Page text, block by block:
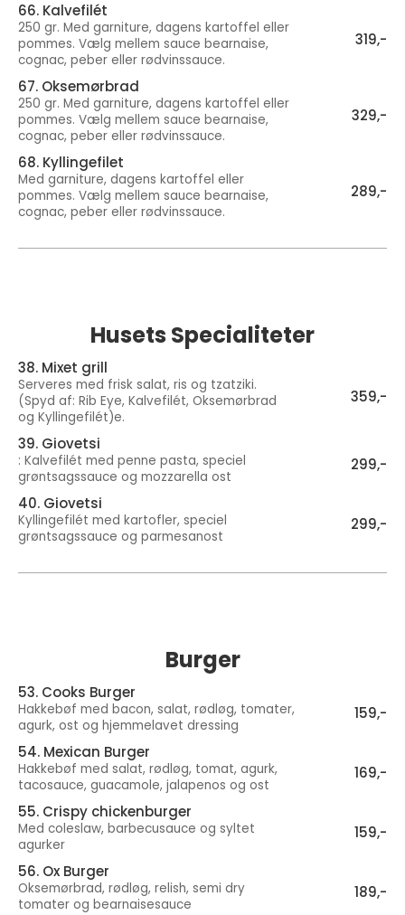
66. Kalvefilét
250 gr. Med garniture, dagens kartoffel eller
pommes. Vælg mellem sauce bearnaise,
cognac, peber eller rødvinssauce.
319,-
67. Oksemørbrad
250 gr. Med garniture, dagens kartoffel eller
pommes. Vælg mellem sauce bearnaise,
cognac, peber eller rødvinssauce.
329,-
68. Kyllingefilet
Med garniture, dagens kartoffel eller
pommes. Vælg mellem sauce bearnaise,
cognac, peber eller rødvinssauce.
289,-
Husets Specialiteter
38. Mixet grill
Serveres med frisk salat, ris og tzatziki.
(Spyd af: Rib Eye, Kalvefilét, Oksemørbrad
og Kyllingefilét)e.
359,-
39. Giovetsi
: Kalvefilét med penne pasta, speciel
grøntsagssauce og mozzarella ost
299,-
40. Giovetsi
Kyllingefilét med kartofler, speciel
grøntsagssauce og parmesanost
299,-
Burger
53. Cooks Burger
Hakkebøf med bacon, salat, rødløg, tomater,
agurk, ost og hjemmelavet dressing
159,-
54. Mexican Burger
Hakkebøf med salat, rødløg, tomat, agurk,
tacosauce, guacamole, jalapenos og ost
169,-
55. Crispy chickenburger
Med coleslaw, barbecusauce og syltet
agurker
159,-
56. Ox Burger
Oksemørbrad, rødløg, relish, semi dry
tomater og bearnaisesauce
189,-